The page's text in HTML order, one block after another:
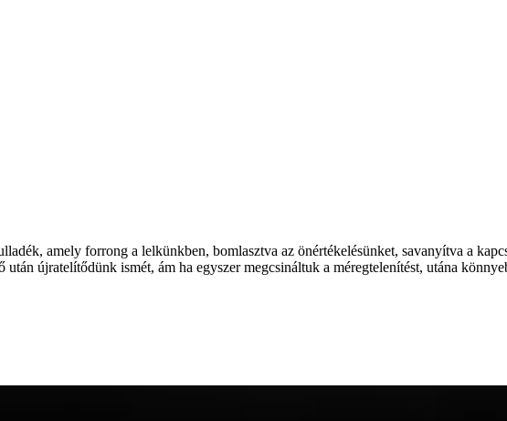
amely forrong a lelkünkben, bomlasztva az önértékelésünket, savanyítva a
újratelítődünk ismét, ám ha egyszer megcsináltuk a méregtelenítést, utána